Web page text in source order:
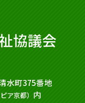
協議会
水町375番地
ア京都） 内